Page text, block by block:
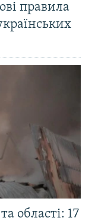
правила
області: 17